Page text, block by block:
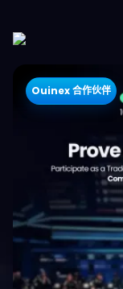
Ouinex 合作伙伴